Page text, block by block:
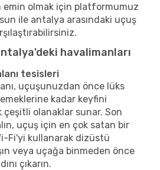
olmak için platformumuz
ile antalya arasındaki uçuş
havalimanları
tesisleri
uçuşunuzdan önce lüks
kadar keyfini
çeşitli olanaklar sunar. Son
uçuş için en çok satan bir
Fi'yi kullanarak dizüstü
veya uçağa binmeden önce
çıkarın.